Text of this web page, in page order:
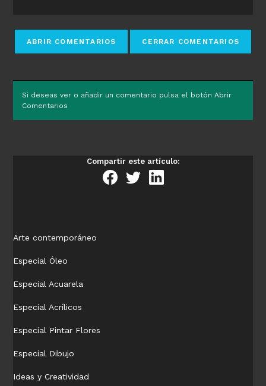
Si deseas ver o añadir un comentario pulsa el botón Abrir
Comentarios
Compartir este artículo:
Arte contemporáneo
Especial Óleo
Especial Acuarela
Especial Acrílicos
Especial Pintar Flores
Especial Dibujo
Ideas y Creatividad